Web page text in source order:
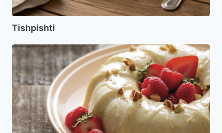
Tishpishti
Gelatina
de
Arroz
con
Leche
(parve)